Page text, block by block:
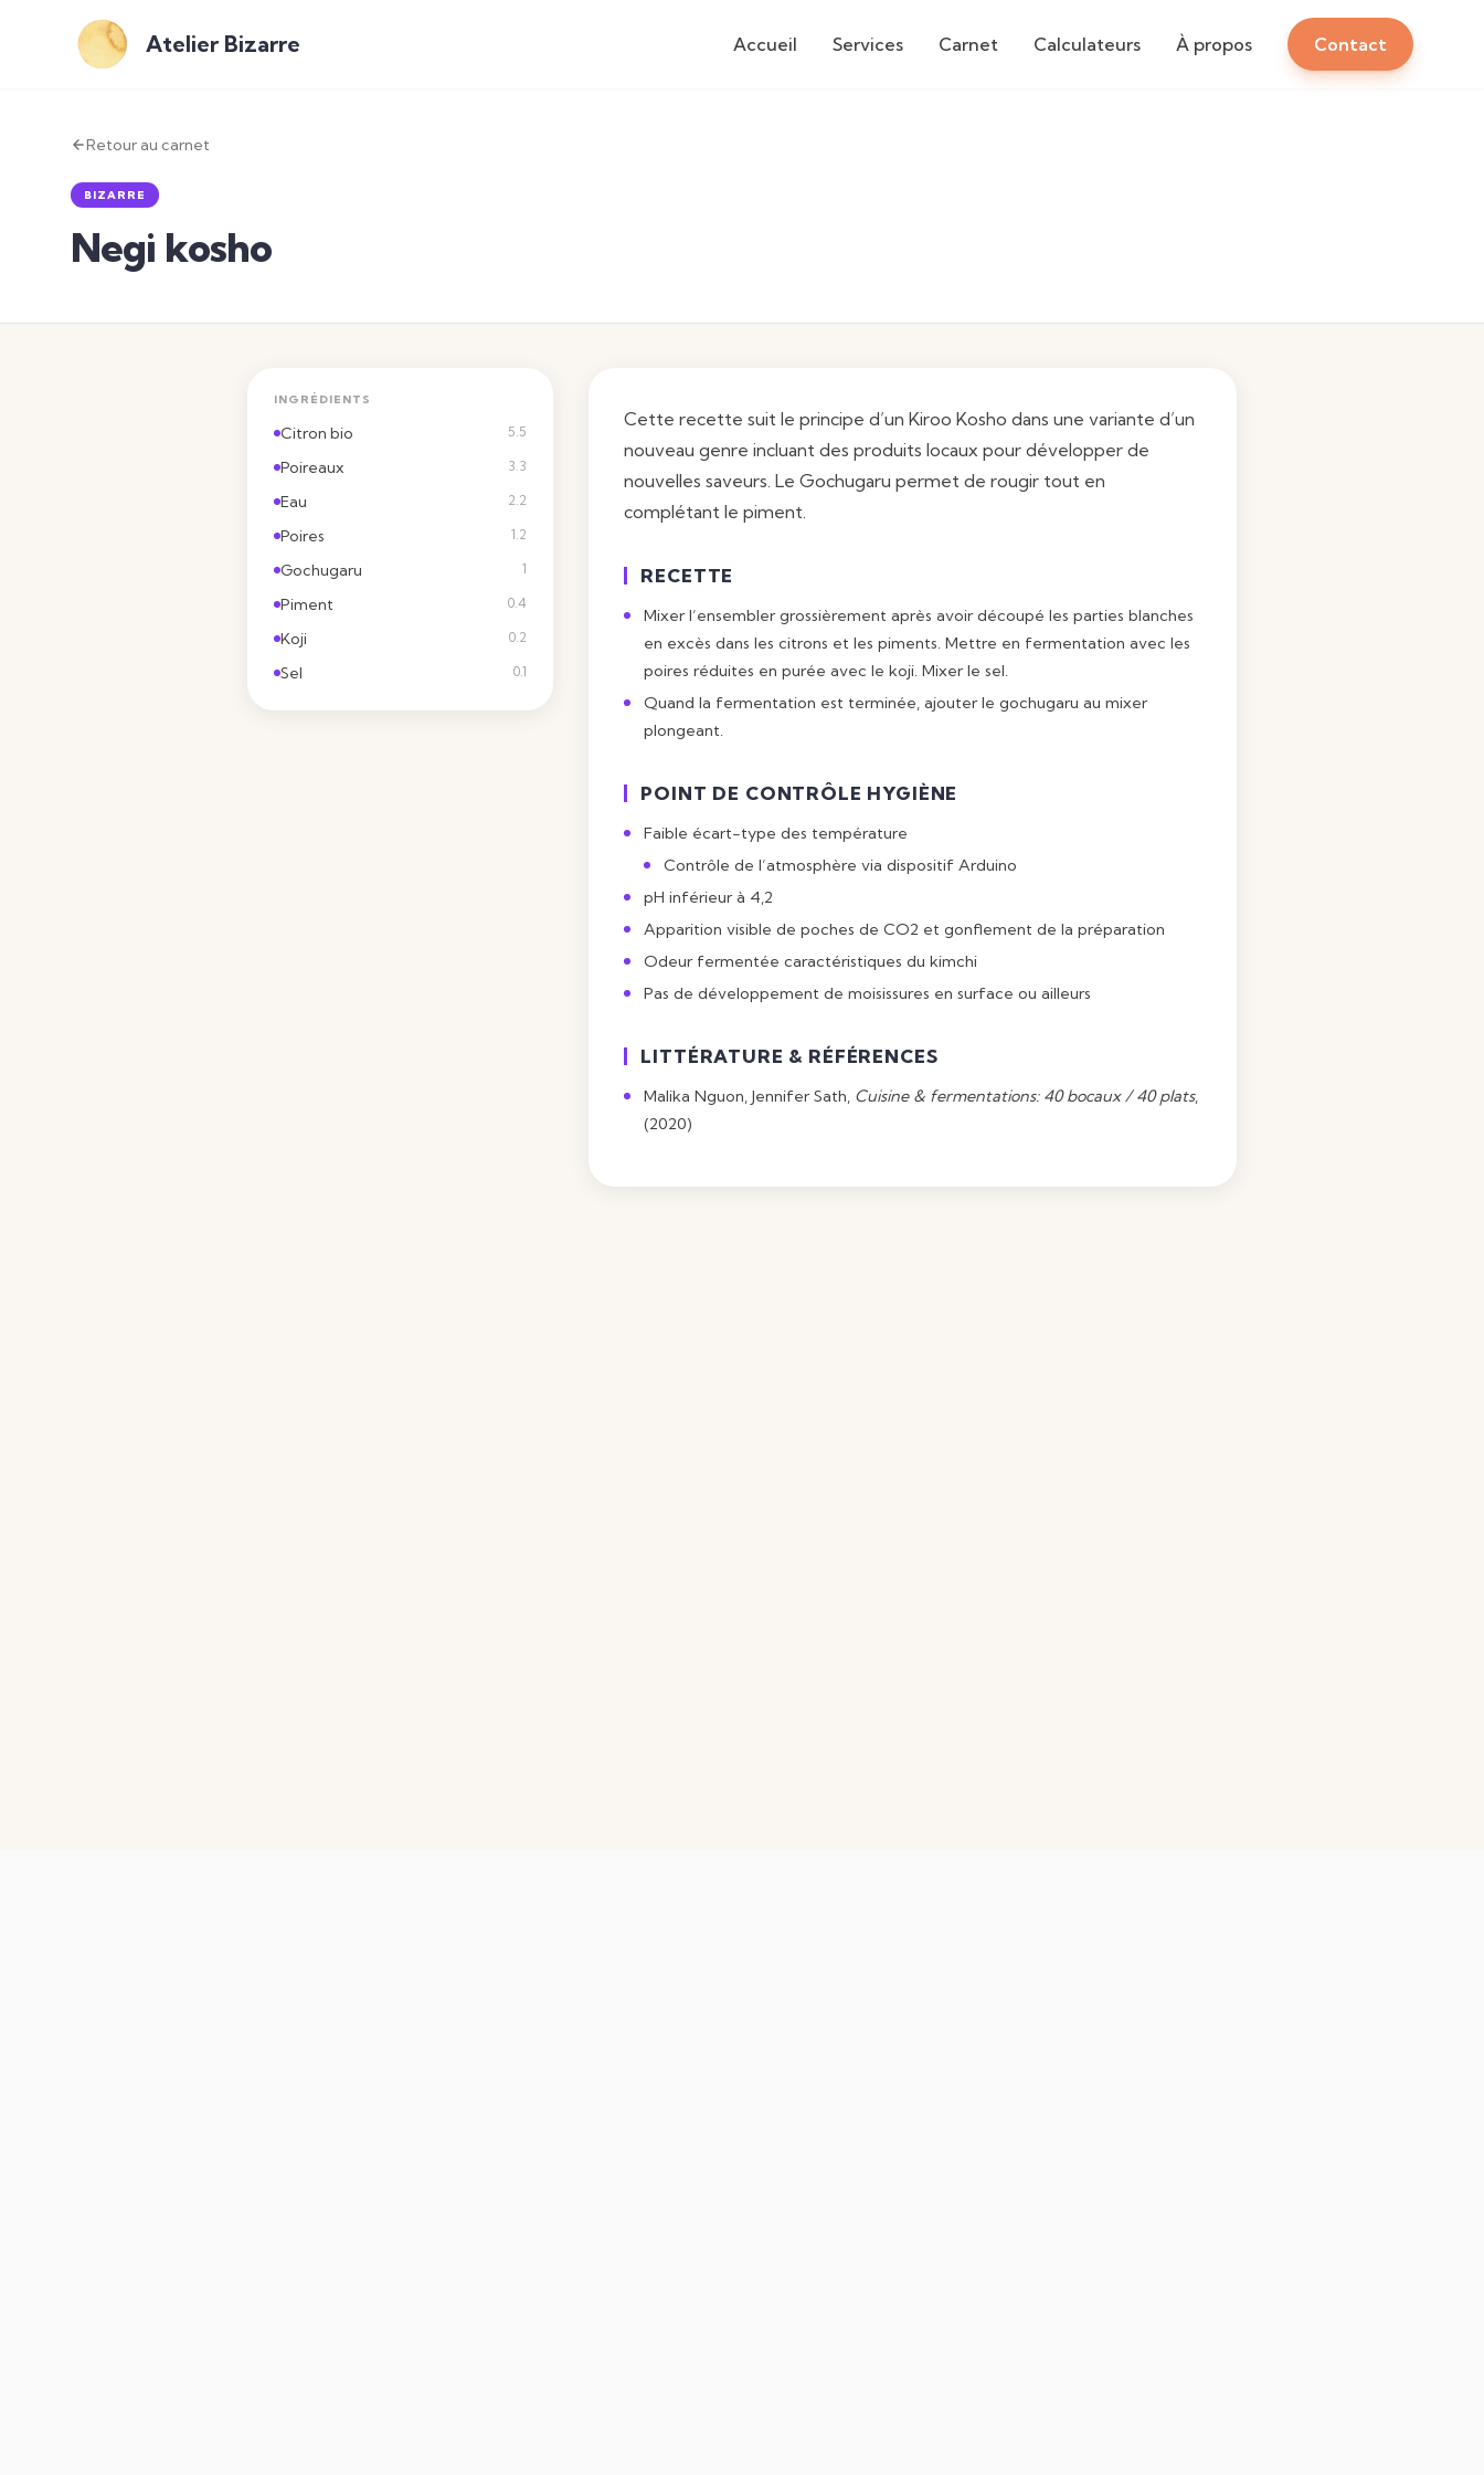
Atelier Bizarre Accueil Services Carnet Calculateurs À propos Contact
Retour au carnet
BIZARRE
Negi kosho
INGRÉDIENTS
Citron bio 5.5
Poireaux 3.3
Eau 2.2
Poires 1.2
Gochugaru 1
Piment 0.4
Koji 0.2
Sel 0.1
Cette recette suit le principe d’un Kiroo Kosho dans une variante d’un
nouveau genre incluant des produits locaux pour développer de
nouvelles saveurs. Le Gochugaru permet de rougir tout en
complétant le piment.
RECETTE
Mixer l’ensembler grossièrement après avoir découpé les parties blanches
en excès dans les citrons et les piments. Mettre en fermentation avec les
poires réduites en purée avec le koji. Mixer le sel.
Quand la fermentation est terminée, ajouter le gochugaru au mixer
plongeant.
POINT DE CONTRÔLE HYGIÈNE
Faible écart-type des température
Contrôle de l’atmosphère via dispositif Arduino
pH inférieur à 4,2
Apparition visible de poches de CO2 et gonflement de la préparation
Odeur fermentée caractéristiques du kimchi
Pas de développement de moisissures en surface ou ailleurs
LITTÉRATURE & RÉFÉRENCES
Malika Nguon, Jennifer Sath, Cuisine & fermentations: 40 bocaux / 40 plats,
(2020)